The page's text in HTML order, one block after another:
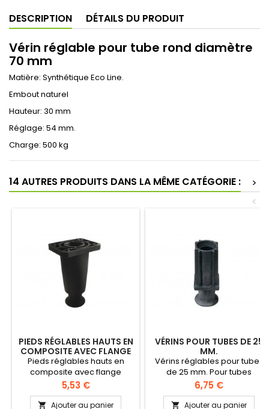
DESCRIPTION DÉTAILS DU PRODUIT
Vérin réglable pour tube rond diamètre
70 mm
Matière: Synthétique Eco Line.
Embout naturel
Hauteur: 30 mm
Réglage: 54 mm.
Charge: 500 kg
14 AUTRES PRODUITS DANS LA MÊME CATÉGORIE :
>
<
PIEDS RÉGLABLES HAUTS EN
COMPOSITE AVEC FLANGE
Pieds réglables hauts en
composite avec flange
Plaque de fixation sans
lamage (sur demande: avec
lamage). Design fonctionnel
Prix
5,53 €
 Ajouter au panier
VÉRINS POUR TUBES DE 25
MM.
Vérins réglables pour tubes
de 25 mm. Pour tubes
épaisseurs 1.2 à 1.5 mm
Réglage 29 mm
Prix
6,75 €
 Ajouter au panier